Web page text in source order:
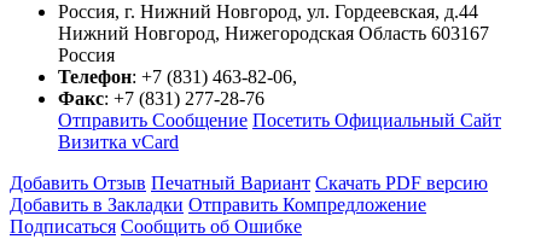
Россия, г. Нижний Новгород, ул. Гордеевская, д.44
Нижний Новгород, Нижегородская Область 603167
Россия
Телефон: +7 (831) 463-82-06,
Факс: +7 (831) 277-28-76
Отправить Сообщение Посетить Официальный Сайт
Визитка vCard
Добавить Отзыв Печатный Вариант Скачать PDF версию
Добавить в Закладки Отправить Компредложение
Подписаться Сообщить об Ошибке